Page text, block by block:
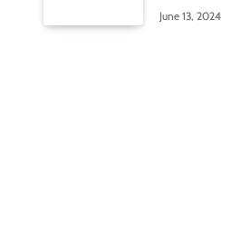
June 13, 2024